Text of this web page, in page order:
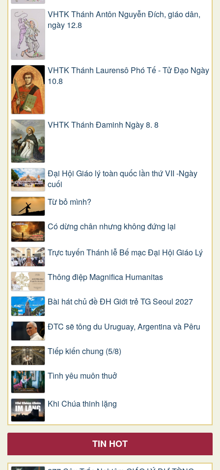
VHTK Thánh Antôn Nguyễn Ðích, giáo dân,
ngày 12.8
VHTK Thánh Laurensô Phó Tế - Tử Đạo Ngày
10.8
VHTK Thánh Đaminh Ngày 8. 8
Đại Hội Giáo lý toàn quốc lần thứ VII -Ngày
cuối
Từ bỏ mình?
Có dừng chân nhưng không đứng lại
Trực tuyến Thánh lễ Bế mạc Đại Hội Giáo Lý
Thông điệp Magnifica Humanitas
Bài hát chủ đề ĐH Giới trẻ TG Seoul 2027
ĐTC sẽ tông du Uruguay, Argentina và Pêru
Tiếp kiến chung (5/8)
Tình yêu muôn thuở
Khi Chúa thinh lặng
TIN HOT